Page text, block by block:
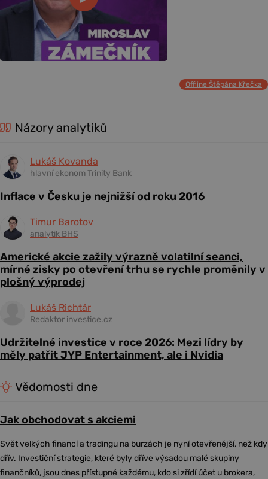
Offline Štěpána Křečka
Názory analytiků
Lukáš Kovanda
hlavní ekonom Trinity Bank
Inflace v Česku je nejnižší od roku 2016
Timur Barotov
analytik BHS
Americké akcie zažily výrazně volatilní seanci,
mírné zisky po otevření trhu se rychle proměnily v
plošný výprodej
Lukáš Richtár
Redaktor investice.cz
Udržitelné investice v roce 2026: Mezi lídry by
měly patřit JYP Entertainment, ale i Nvidia
Vědomosti dne
Jak obchodovat s akciemi
Svět velkých financí a tradingu na burzách je nyní otevřenější, než kdy
dřív. Investiční strategie, které byly dříve výsadou malé skupiny
finančníků, jsou dnes přístupné každému, kdo si zřídí účet u brokera,